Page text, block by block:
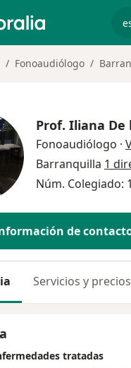
Fonoaudiólogo
Prof. Iliana De
Fonoaudiólogo ·
Barranquilla 1
Núm. Colegiado:
de
Servicios y precios
tratadas